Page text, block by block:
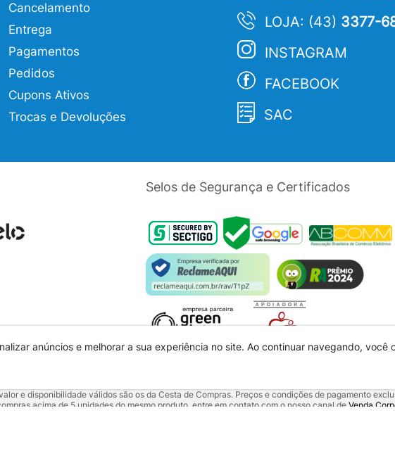
Cancelamento
Entrega
Pagamentos
Pedidos
Cupons Ativos
Trocas e Devoluções
LOJA: (43) 3377-
INSTAGRAM
FACEBOOK
SAC
Selos de Segurança e Certificados
e disponibilidade válidos são os da Cesta de Compras. Preços e condições de pagamento
acima de 5 unidades do mesmo produto, entre em contato com o nosso canal de Venda
anúncios e melhorar a sua experiência no site. Ao continuar navegando, você